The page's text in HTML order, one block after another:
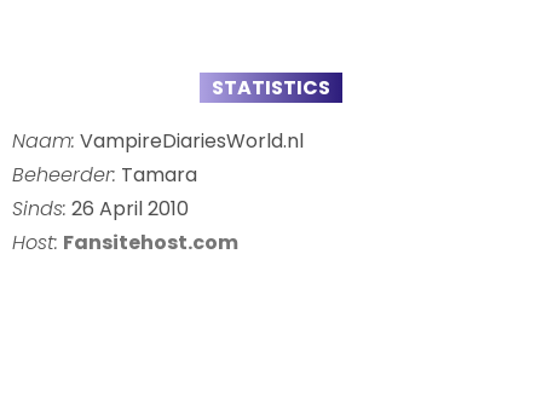
STATISTICS
Naam: VampireDiariesWorld.nl
Beheerder: Tamara
Sinds: 26 April 2010
Host: Fansitehost.com